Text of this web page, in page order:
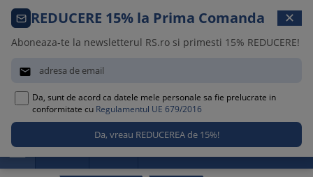
Comanda telefonica · 021 209 45 12

 Promotii Noutati Reduceri
REDUCERE 15% la Prima Comanda ✕
Aboneaza-te la newsletterul RS.ro si primesti 15% REDUCERE!

Da, sunt de acord ca datele mele personale sa fie prelucrate in
conformitate cu Regulamentul UE 679/2016